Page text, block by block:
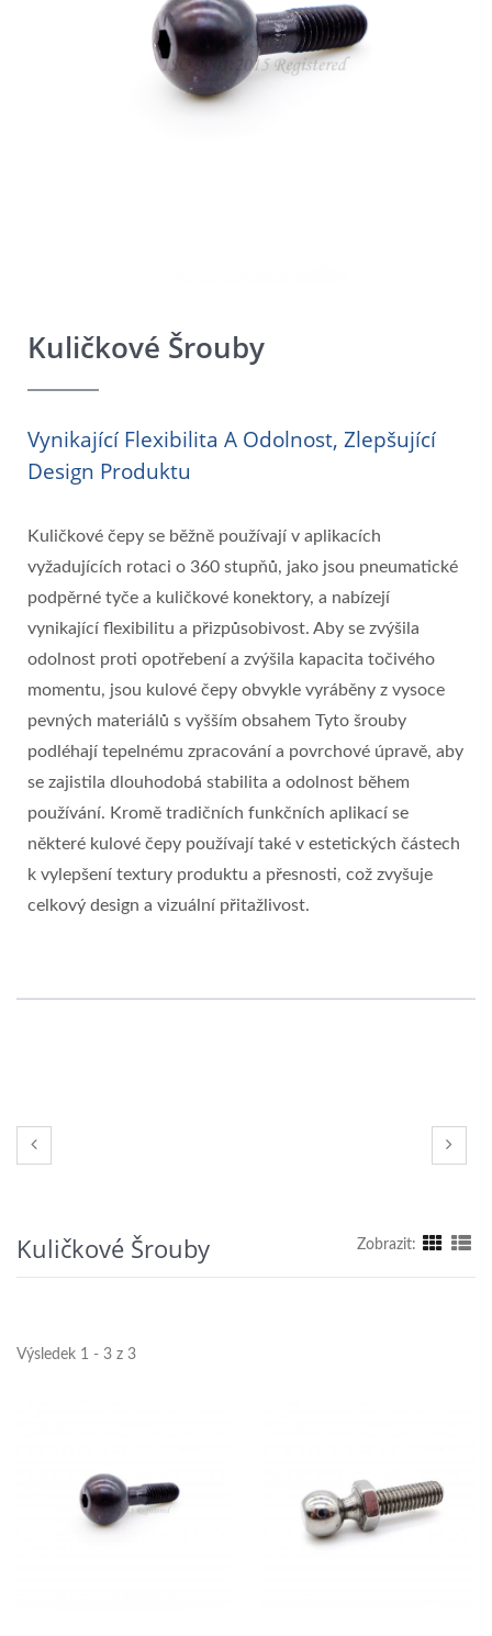
Kuličkové Šrouby
Vynikající Flexibilita A Odolnost, Zlepšující
Design Produktu
Kuličkové čepy se běžně používají v aplikacích
vyžadujících rotaci o 360 stupňů, jako jsou pneumatické
podpěrné tyče a kuličkové konektory, a nabízejí
vynikající flexibilitu a přizpůsobivost. Aby se zvýšila
odolnost proti opotřebení a zvýšila kapacita točivého
momentu, jsou kulové čepy obvykle vyráběny z vysoce
pevných materiálů s vyšším obsahem Tyto šrouby
podléhají tepelnému zpracování a povrchové úpravě, aby
se zajistila dlouhodobá stabilita a odolnost během
používání. Kromě tradičních funkčních aplikací se
některé kulové čepy používají také v estetických částech
k vylepšení textury produktu a přesnosti, což zvyšuje
celkový design a vizuální přitažlivost.
Kuličkové Šrouby Zobrazit:
Výsledek 1 - 3 z 3